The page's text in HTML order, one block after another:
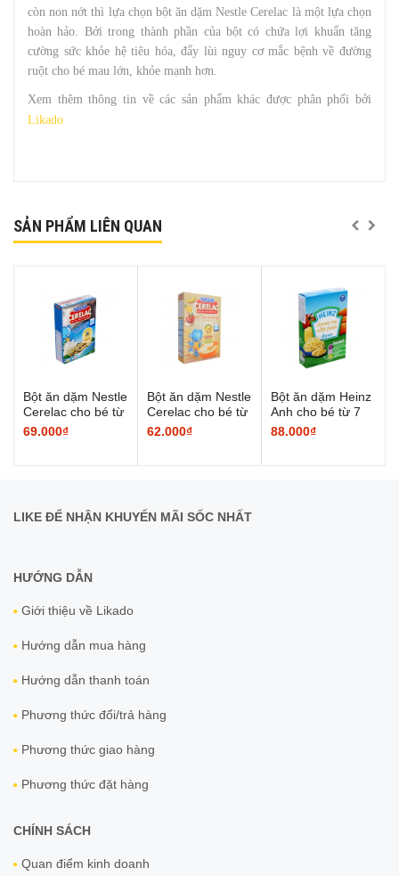
còn non nớt thì lựa chọn bột ăn dặm Nestle Cerelac là một lựa chọn
hoàn hảo. Bởi trong thành phần của bột có chứa lợi khuẩn tăng
cường sức khỏe hệ tiêu hóa, đẩy lùi nguy cơ mắc bệnh về đường
ruột cho bé mau lớn, khỏe mạnh hơn.
Xem thêm thông tin về các sản phẩm khác được phân phối bởi
Likado
SẢN PHẨM LIÊN QUAN
Bột ăn dặm Nestle
Cerelac cho bé từ
8 đến 24 tháng
69.000₫
Bột ăn dặm Nestle
Cerelac cho bé từ
6 đến 24 tháng
62.000₫
Bột ăn dặm Heinz
Anh cho bé từ 7
tháng tuổi
88.000₫
LIKE ĐỂ NHẬN KHUYẾN MÃI SỐC NHẤT
HƯỚNG DẪN
Giới thiệu về Likado
Hướng dẫn mua hàng
Hướng dẫn thanh toán
Phương thức đổi/trả hàng
Phương thức giao hàng
Phương thức đặt hàng
CHÍNH SÁCH
Quan điểm kinh doanh